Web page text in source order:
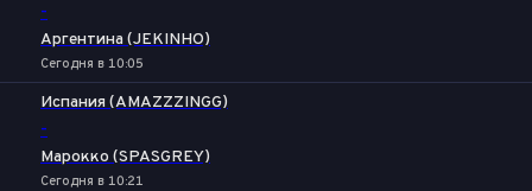
-
Аргентина (JEKINHO)
Сегодня в 10:05
Испания (AMAZZZINGG)
-
Марокко (SPASGREY)
Сегодня в 10:21